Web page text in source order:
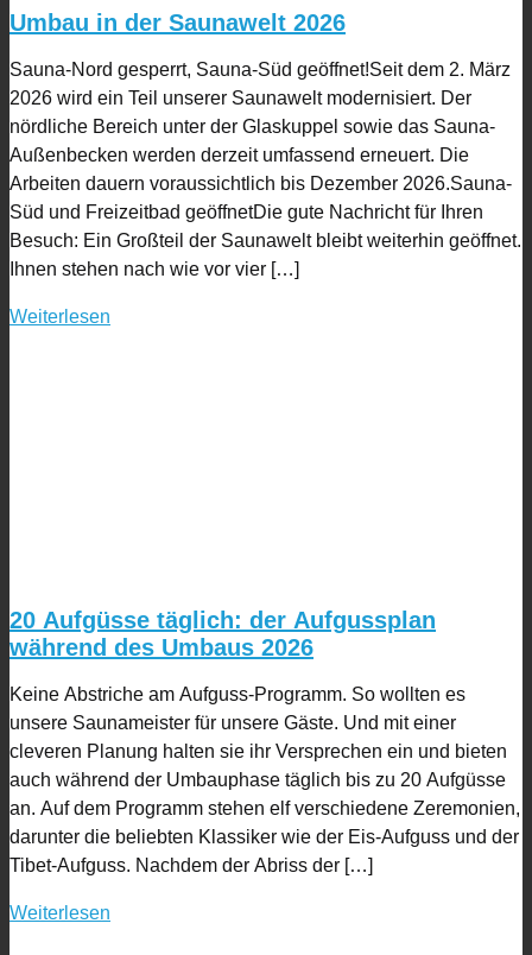
Umbau in der Saunawelt 2026
Sauna-Nord gesperrt, Sauna-Süd geöffnet!Seit dem 2. März
2026 wird ein Teil unserer Saunawelt modernisiert. Der
nördliche Bereich unter der Glaskuppel sowie das Sauna-
Außenbecken werden derzeit umfassend erneuert. Die
Arbeiten dauern voraussichtlich bis Dezember 2026.Sauna-
Süd und Freizeitbad geöffnetDie gute Nachricht für Ihren
Besuch: Ein Großteil der Saunawelt bleibt weiterhin geöffnet.
Ihnen stehen nach wie vor vier […]
Weiterlesen
20 Aufgüsse täglich: der Aufgussplan
während des Umbaus 2026
Keine Abstriche am Aufguss-Programm. So wollten es
unsere Saunameister für unsere Gäste. Und mit einer
cleveren Planung halten sie ihr Versprechen ein und bieten
auch während der Umbauphase täglich bis zu 20 Aufgüsse
an. Auf dem Programm stehen elf verschiedene Zeremonien,
darunter die beliebten Klassiker wie der Eis-Aufguss und der
Tibet-Aufguss. Nachdem der Abriss der […]
Weiterlesen